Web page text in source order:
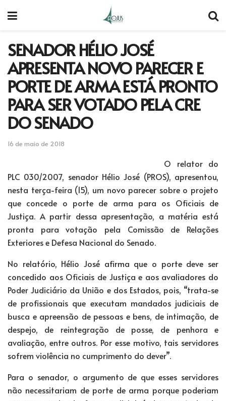
SENADOR HÉLIO JOSÉ
APRESENTA NOVO PARECER E
PORTE DE ARMA ESTÁ PRONTO
PARA SER VOTADO PELA CRE
DO SENADO
16 de maio de 2018
O relator do
PLC 030/2007, senador Hélio José (PROS), apresentou,
nesta terça-feira (15), um novo parecer sobre o projeto
que concede o porte de arma para os Oficiais de
Justiça. A partir dessa apresentação, a matéria está
pronta para votação pela Comissão de Relações
Exteriores e Defesa Nacional do Senado.
No relatório, Hélio José afirma que o porte deve ser
concedido aos Oficiais de Justiça e aos avaliadores do
Poder Judiciário da União e dos Estados, pois, “trata-se
de profissionais que executam mandados judiciais de
busca e apreensão de pessoas e bens, de intimação, de
despejo, de reintegração de posse, de penhora e
avaliação, entre outros. Por esse motivo, tais servidores
sofrem violência no cumprimento do dever”.
Para o senador, o argumento de que esses servidores
não necessitariam de porte de arma porque poderiam